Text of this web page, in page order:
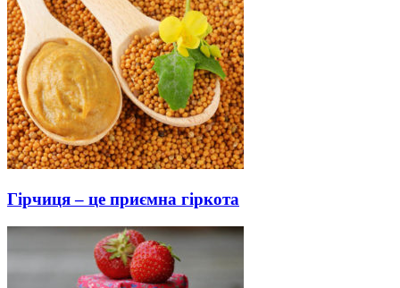
Гірчиця – це приємна гіркота